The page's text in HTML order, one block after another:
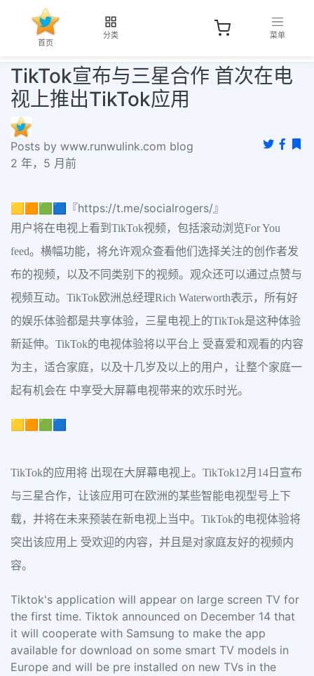
首页
分类 菜单
TikTok宣布与三星合作 首次在电
视上推出TikTok应用
Posts by www.runwulink.com blog
2 年，5 月前
🟨🟧🟩🟦『https://t.me/socialrogers/』
用户将在电视上看到TikTok视频，包括滚动浏览For You
feed。横幅功能，将允许观众查看他们选择关注的创作者发
布的视频，以及不同类别下的视频。观众还可以通过点赞与
视频互动。TikTok欧洲总经理Rich Waterworth表示，所有好
的娱乐体验都是共享体验，三星电视上的TikTok是这种体验
新延伸。TikTok的电视体验将以平台上 受喜爱和观看的内容
为主，适合家庭，以及十几岁及以上的用户，让整个家庭一
起有机会在 中享受大屏幕电视带来的欢乐时光。
🟨🟧🟩🟦
TikTok的应用将 出现在大屏幕电视上。TikTok12月14日宣布
与三星合作，让该应用可在欧洲的某些智能电视型号上下
载，并将在未来预装在新电视上当中。TikTok的电视体验将
突出该应用上 受欢迎的内容，并且是对家庭友好的视频内
容。
Tiktok's application will appear on large screen TV for
the first time. Tiktok announced on December 14 that
it will cooperate with Samsung to make the app
available for download on some smart TV models in
Europe and will be pre installed on new TVs in the